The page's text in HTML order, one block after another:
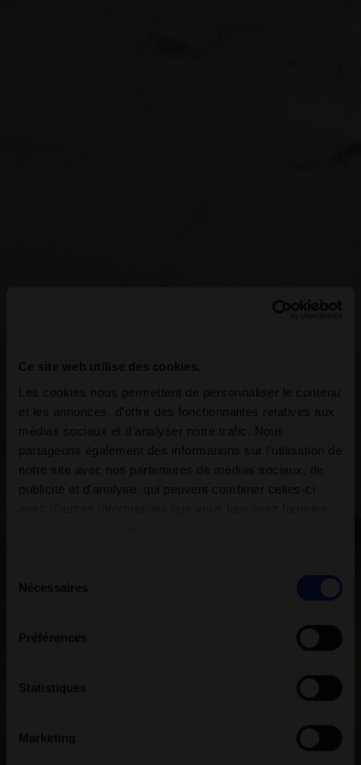
Ce site web utilise des cookies.
Les cookies nous permettent de personnaliser le contenu
et les annonces, d'offrir des fonctionnalités relatives aux
médias sociaux et d'analyser notre trafic. Nous
partageons également des informations sur l'utilisation de
notre site avec nos partenaires de médias sociaux, de
publicité et d'analyse, qui peuvent combiner celles-ci
Nécessaires
Préférences
Statistiques
Marketing